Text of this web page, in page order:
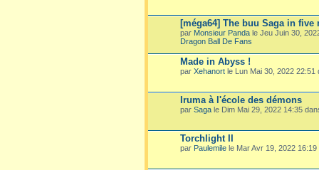
[méga64] The buu Saga in five
par Monsieur Panda le Jeu Juin 30,
Dragon Ball De Fans
Made in Abyss !
par Xehanort le Lun Mai 30, 2022 22:51
Iruma à l'école des démons
par Saga le Dim Mai 29, 2022 14:35
Torchlight II
par Paulemile le Mar Avr 19, 2022